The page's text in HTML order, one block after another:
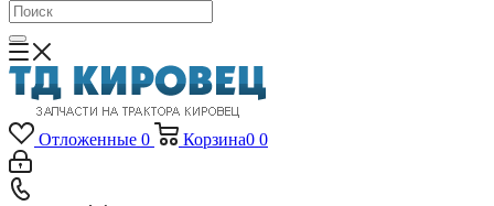
Отложенные 0 Корзина0 0